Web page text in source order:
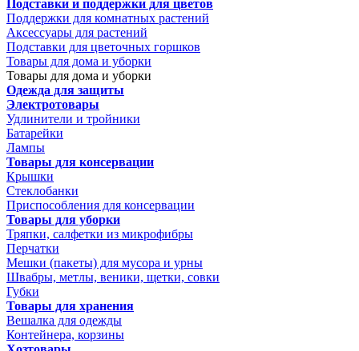
Подставки и поддержки для цветов
Поддержки для комнатных растений
Аксессуары для растений
Подставки для цветочных горшков
Товары для дома и уборки
Товары для дома и уборки
Одежда для защиты
Электротовары
Удлинители и тройники
Батарейки
Лампы
Товары для консервации
Крышки
Стеклобанки
Приспособления для консервации
Товары для уборки
Тряпки, салфетки из микрофибры
Перчатки
Мешки (пакеты) для мусора и урны
Швабры, метлы, веники, щетки, совки
Губки
Товары для хранения
Вешалка для одежды
Контейнера, корзины